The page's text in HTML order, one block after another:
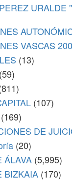
URALDE
VASCAS
(13)
(59)
(107)
(169)
DE
(20)
ÁLAVA (5,995)
BIZKAIA (170)